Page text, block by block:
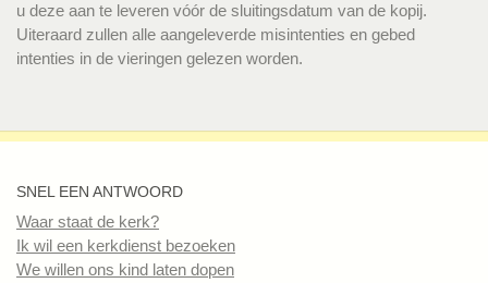
u deze aan te leveren vóór de sluitingsdatum van de kopij.
Uiteraard zullen alle aangeleverde misintenties en gebed
intenties in de vieringen gelezen worden.
SNEL EEN ANTWOORD
Waar staat de kerk?
Ik wil een kerkdienst bezoeken
We willen ons kind laten dopen